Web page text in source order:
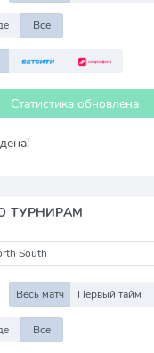
Все
Статистика обновлена
ТУРНИРАМ
Весь матч Первый тайм
Все